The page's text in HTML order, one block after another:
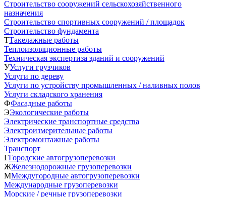
Строительство сооружений сельскохозяйственного
назначения
Строительство спортивных сооружений / площадок
Строительство фундамента
ТТакелажные работы
Теплоизоляционные работы
Техническая экспертиза зданий и сооружений
УУслуги грузчиков
Услуги по дереву
Услуги по устройству промышленных / наливных полов
Услуги складского хранения
ФФасадные работы
ЭЭкологические работы
Электрические транспортные средства
Электроизмерительные работы
Электромонтажные работы
Транспорт
ГГородские автогрузоперевозки
ЖЖелезнодорожные грузоперевозки
ММеждугородные автогрузоперевозки
Международные грузоперевозки
Морские / речные грузоперевозки